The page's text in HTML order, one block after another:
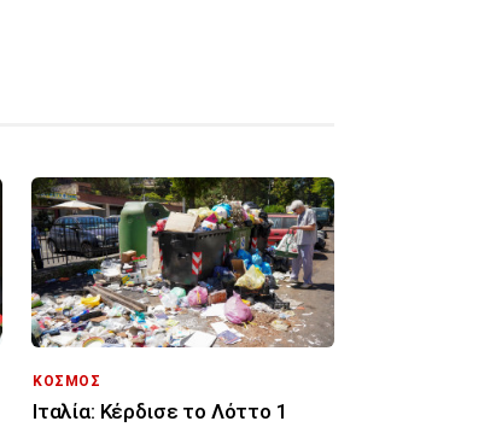
ΚΟΣΜΟΣ
Ιταλία: Κέρδισε το Λόττο 1